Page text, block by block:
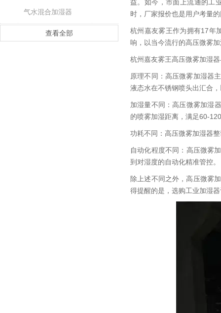
气水混合加湿器
查看全部
益。如今，市面上流通的工
时，厂家报价也是用户考量
杭州嘉友雾王作为拥有17年
响，以当今流行的高压微雾
杭州嘉友雾王高压微雾加湿
原理不同：高压微雾加湿器
液态水在不锈钢喷头出汇合
加湿量不同：高压微雾加湿
的喷雾加湿距离，满足60-
功耗不同：高压微雾加湿器
自动化程度不同：高压微雾
到对湿度的自动化精准管控。
除上述不同之外，高压微雾
得提醒的是，选购工业加湿